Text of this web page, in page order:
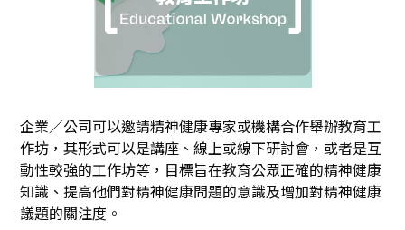
企業／公司可以邀請精神健康專家或機構合作舉辦教育工
作坊，其形式可以是講座、線上或線下研討會，或者是互
動性較強的工作坊等，目標旨在教育公眾正確的精神健康
知識、提高他們對精神健康問題的意識及增加對精神健康
議題的關注度。